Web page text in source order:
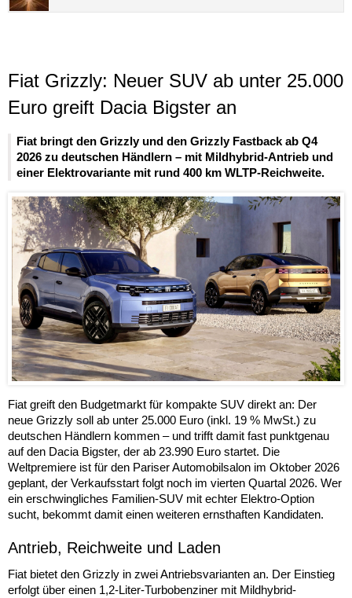
Fiat Grizzly: Neuer SUV ab unter 25.000
Euro greift Dacia Bigster an
Fiat bringt den Grizzly und den Grizzly Fastback ab Q4
2026 zu deutschen Händlern – mit Mildhybrid-Antrieb und
einer Elektrovariante mit rund 400 km WLTP-Reichweite.
Fiat greift den Budgetmarkt für kompakte SUV direkt an: Der
neue Grizzly soll ab unter 25.000 Euro (inkl. 19 % MwSt.) zu
deutschen Händlern kommen – und trifft damit fast punktgenau
auf den Dacia Bigster, der ab 23.990 Euro startet. Die
Weltpremiere ist für den Pariser Automobilsalon im Oktober 2026
geplant, der Verkaufsstart folgt noch im vierten Quartal 2026. Wer
ein erschwingliches Familien-SUV mit echter Elektro-Option
sucht, bekommt damit einen weiteren ernsthaften Kandidaten.
Antrieb, Reichweite und Laden
Fiat bietet den Grizzly in zwei Antriebsvarianten an. Der Einstieg
erfolgt über einen 1,2-Liter-Turbobenziner mit Mildhybrid-